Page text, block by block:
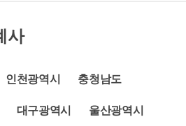
였지만, 신규주택의 분양권 계
적 1가구 2주택(소득령 155조
상황에서 주택을 새롭게 취득한
고 실제 잔금은 신규주택 취득
고, 매매계약서를 토대로 상담
,추후 세무서에서 계좌이체내역
도세 뿐만 아니라, 무신고 가산
조정지역일 경우 2년이상 거주
2023-부동산-2443 [부동산납세
택이 된 경우로서, 소득령§155
것임회 신종전주택을 보유한
사
인천광역시 충청남도
대구광역시 울산광역시